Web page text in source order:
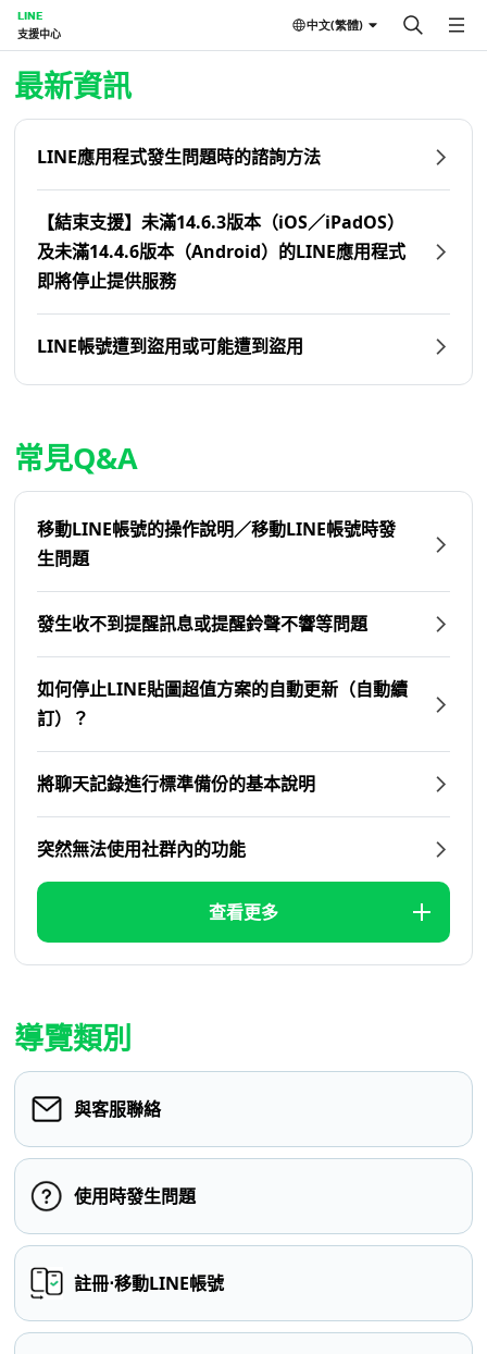
LINE
支援中心
中文(繁體)
首頁 | LINE支援中心
最新資訊
LINE應用程式發生問題時的諮詢方法
【結束支援】未滿14.6.3版本（iOS／iPadOS）
及未滿14.4.6版本（Android）的LINE應用程式
即將停止提供服務
LINE帳號遭到盜用或可能遭到盜用
常見Q&A
移動LINE帳號的操作說明／移動LINE帳號時發
生問題
發生收不到提醒訊息或提醒鈴聲不響等問題
如何停止LINE貼圖超值方案的自動更新（自動續
訂）？
將聊天記錄進行標準備份的基本說明
突然無法使用社群內的功能
查看更多
導覽類別
與客服聯絡
使用時發生問題
註冊⋅移動LINE帳號